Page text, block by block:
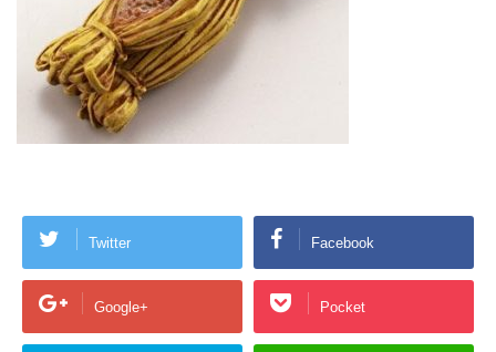
Twitter Facebook
Google+ Pocket